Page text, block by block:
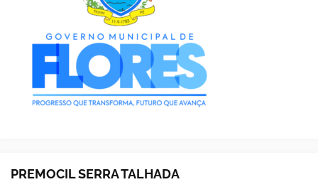
PREMOCIL SERRA TALHADA